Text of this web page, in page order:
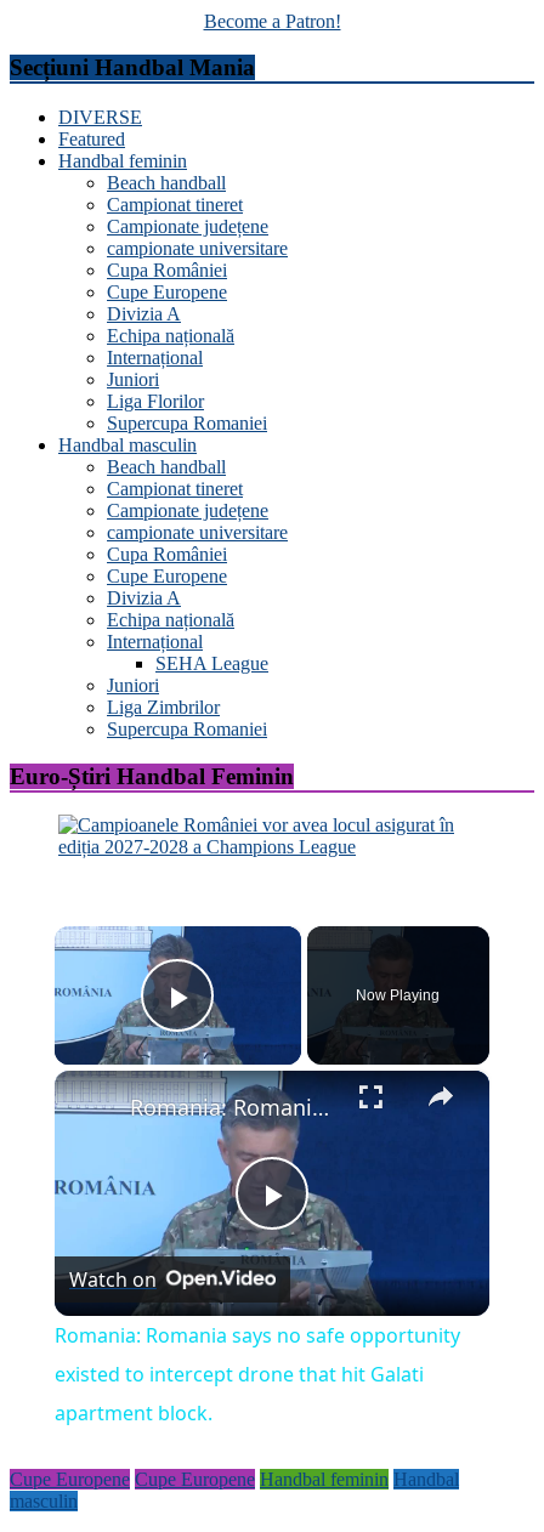
Become a Patron!
Secțiuni Handbal Mania
DIVERSE
Featured
Handbal feminin
Beach handball
Campionat tineret
Campionate județene
campionate universitare
Cupa României
Cupe Europene
Divizia A
Echipa națională
Internațional
Juniori
Liga Florilor
Supercupa Romaniei
Handbal masculin
Beach handball
Campionat tineret
Campionate județene
campionate universitare
Cupa României
Cupe Europene
Divizia A
Echipa națională
Internațional
SEHA League
Juniori
Liga Zimbrilor
Supercupa Romaniei
Euro-Știri Handbal Feminin
Play Video
Now Playing
×
Play
Video
Romania: Romania says no safe opportunity existed to intercept drone that hit Galati apartment block.
Watch on
Romania: Romania says no safe opportunity
existed to intercept drone that hit Galati
apartment block.
Cupe Europene Cupe Europene Handbal feminin Handbal
masculin